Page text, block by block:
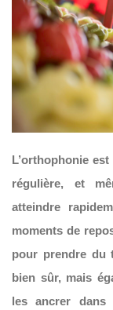
L’orthophonie
régulière, et
atteindre
moments de
pour prendre du
bien sûr, mais
les ancrer dans